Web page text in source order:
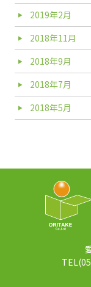
2019年2月
2018年11月
2018年9月
2018年7月
2018年5月